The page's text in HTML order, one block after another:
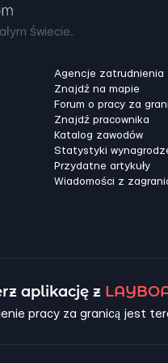
świecie.
Agencje zatrudnienia
Znajdź na mapie
Forum o pracy za
Znajdź pracownika
Katalog zawodów
Statystyki
Przydatne artykuły
Wiadomości z
aplikację z
pracy za granicą jest